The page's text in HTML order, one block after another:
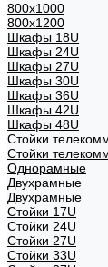
800х1000
800х1200
Шкафы 18U
Шкафы 24U
Шкафы 27U
Шкафы 30U
Шкафы 36U
Шкафы 42U
Шкафы 48U
Стойки
Стойки
Однорамные
Двухрамные
Двухрамные
Стойки 17U
Стойки 24U
Стойки 27U
Стойки 33U